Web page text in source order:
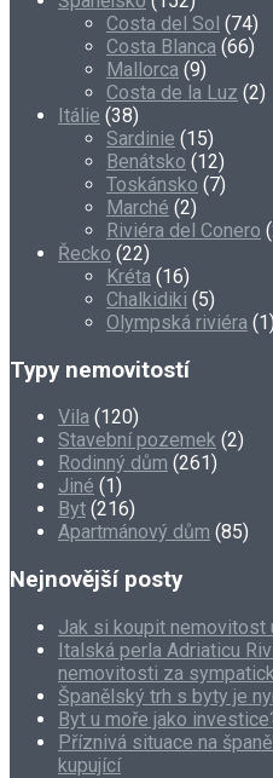
Costa del Sol (74)
Costa Blanca (66)
Mallorca (9)
Costa de la Luz (2)
Itálie (38)
Sardinie (15)
Benátsko (12)
Toskánsko (7)
Marché (2)
Riviéra del Conero
Řecko (22)
Kréta (16)
Chalkidiki (5)
Olympská riviéra (1)
Typy nemovitostí
Vila (120)
Stavební pozemek (2)
Rodinný dům (261)
Jiné (1)
Byt (216)
Apartmánový dům (85)
Nejnovější posty
Jak si koupit nemovitost
Italská perla Adriaticu
nemovitosti za
Španělský trh s byty je
Byt u moře jako
Příznivá situace na
kupující